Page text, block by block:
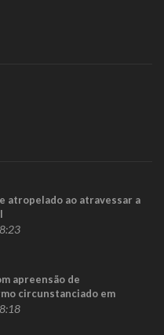
atropelado ao atravessar a
apreensão de
circunstanciado em